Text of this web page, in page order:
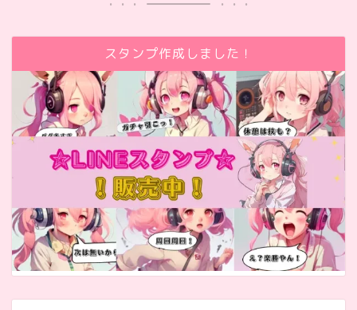
スタンプ作成しました！